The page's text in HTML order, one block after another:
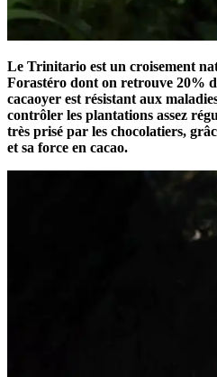
Le Trinitario est un croisement
Forastéro dont on retrouve 20%
cacaoyer est résistant aux
contrôler les plantations assez
très prisé par les chocolatiers,
et sa force en cacao.